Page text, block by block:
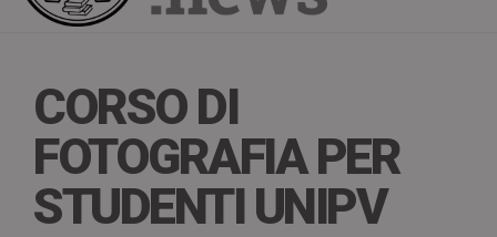
CORSO DI
FOTOGRAFIA PER
STUDENTI UNIPV